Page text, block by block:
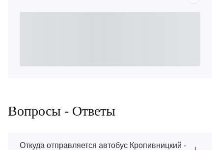
Вопросы - Ответы
Откуда отправляется автобус Кропивницкий -